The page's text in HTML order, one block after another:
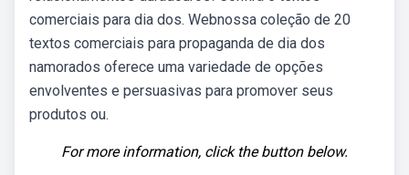
comerciais para dia dos. Webnossa coleção de 20
textos comerciais para propaganda de dia dos
namorados oferece uma variedade de opções
envolventes e persuasivas para promover seus
produtos ou.
For more information, click the button below.